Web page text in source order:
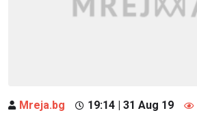
Mreja.bg 19:14 | 31 Aug 19